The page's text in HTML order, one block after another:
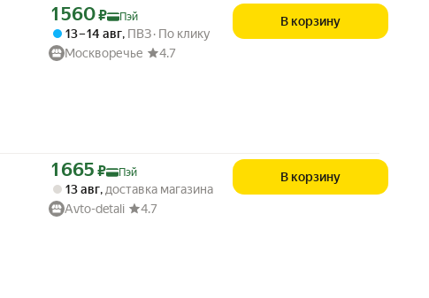
Цена с картой Яндекс Пэй 1560 ₽ вместо
1 560₽ Пэй
13 – 14 авг, ПВЗ По клику
Москворечье
4.7
В корзину
Цена с картой Яндекс Пэй 1665 ₽ вместо
1 665 ₽ Пэй
13 авг, доставка магазина
Avto-detali
4.7
В корзину